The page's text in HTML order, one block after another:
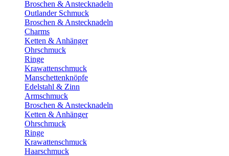
Broschen & Anstecknadeln
Outlander Schmuck
Broschen & Anstecknadeln
Charms
Ketten & Anhänger
Ohrschmuck
Ringe
Krawattenschmuck
Manschettenknöpfe
Edelstahl & Zinn
Armschmuck
Broschen & Anstecknadeln
Ketten & Anhänger
Ohrschmuck
Ringe
Krawattenschmuck
Haarschmuck